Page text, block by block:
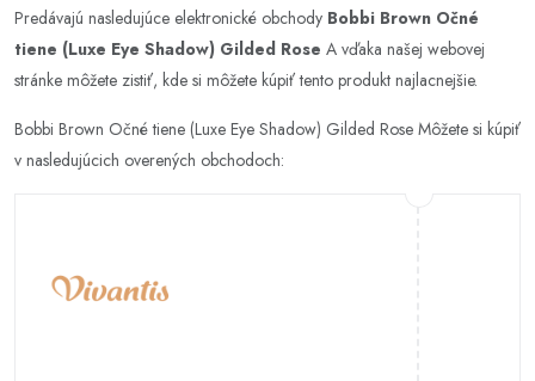
Predávajú nasledujúce elektronické obchody Bobbi Brown Očné
tiene (Luxe Eye Shadow) Gilded Rose A vďaka našej webovej
stránke môžete zistiť, kde si môžete kúpiť tento produkt najlacnejšie.
Bobbi Brown Očné tiene (Luxe Eye Shadow) Gilded Rose Môžete si kúpiť
v nasledujúcich overených obchodoch: